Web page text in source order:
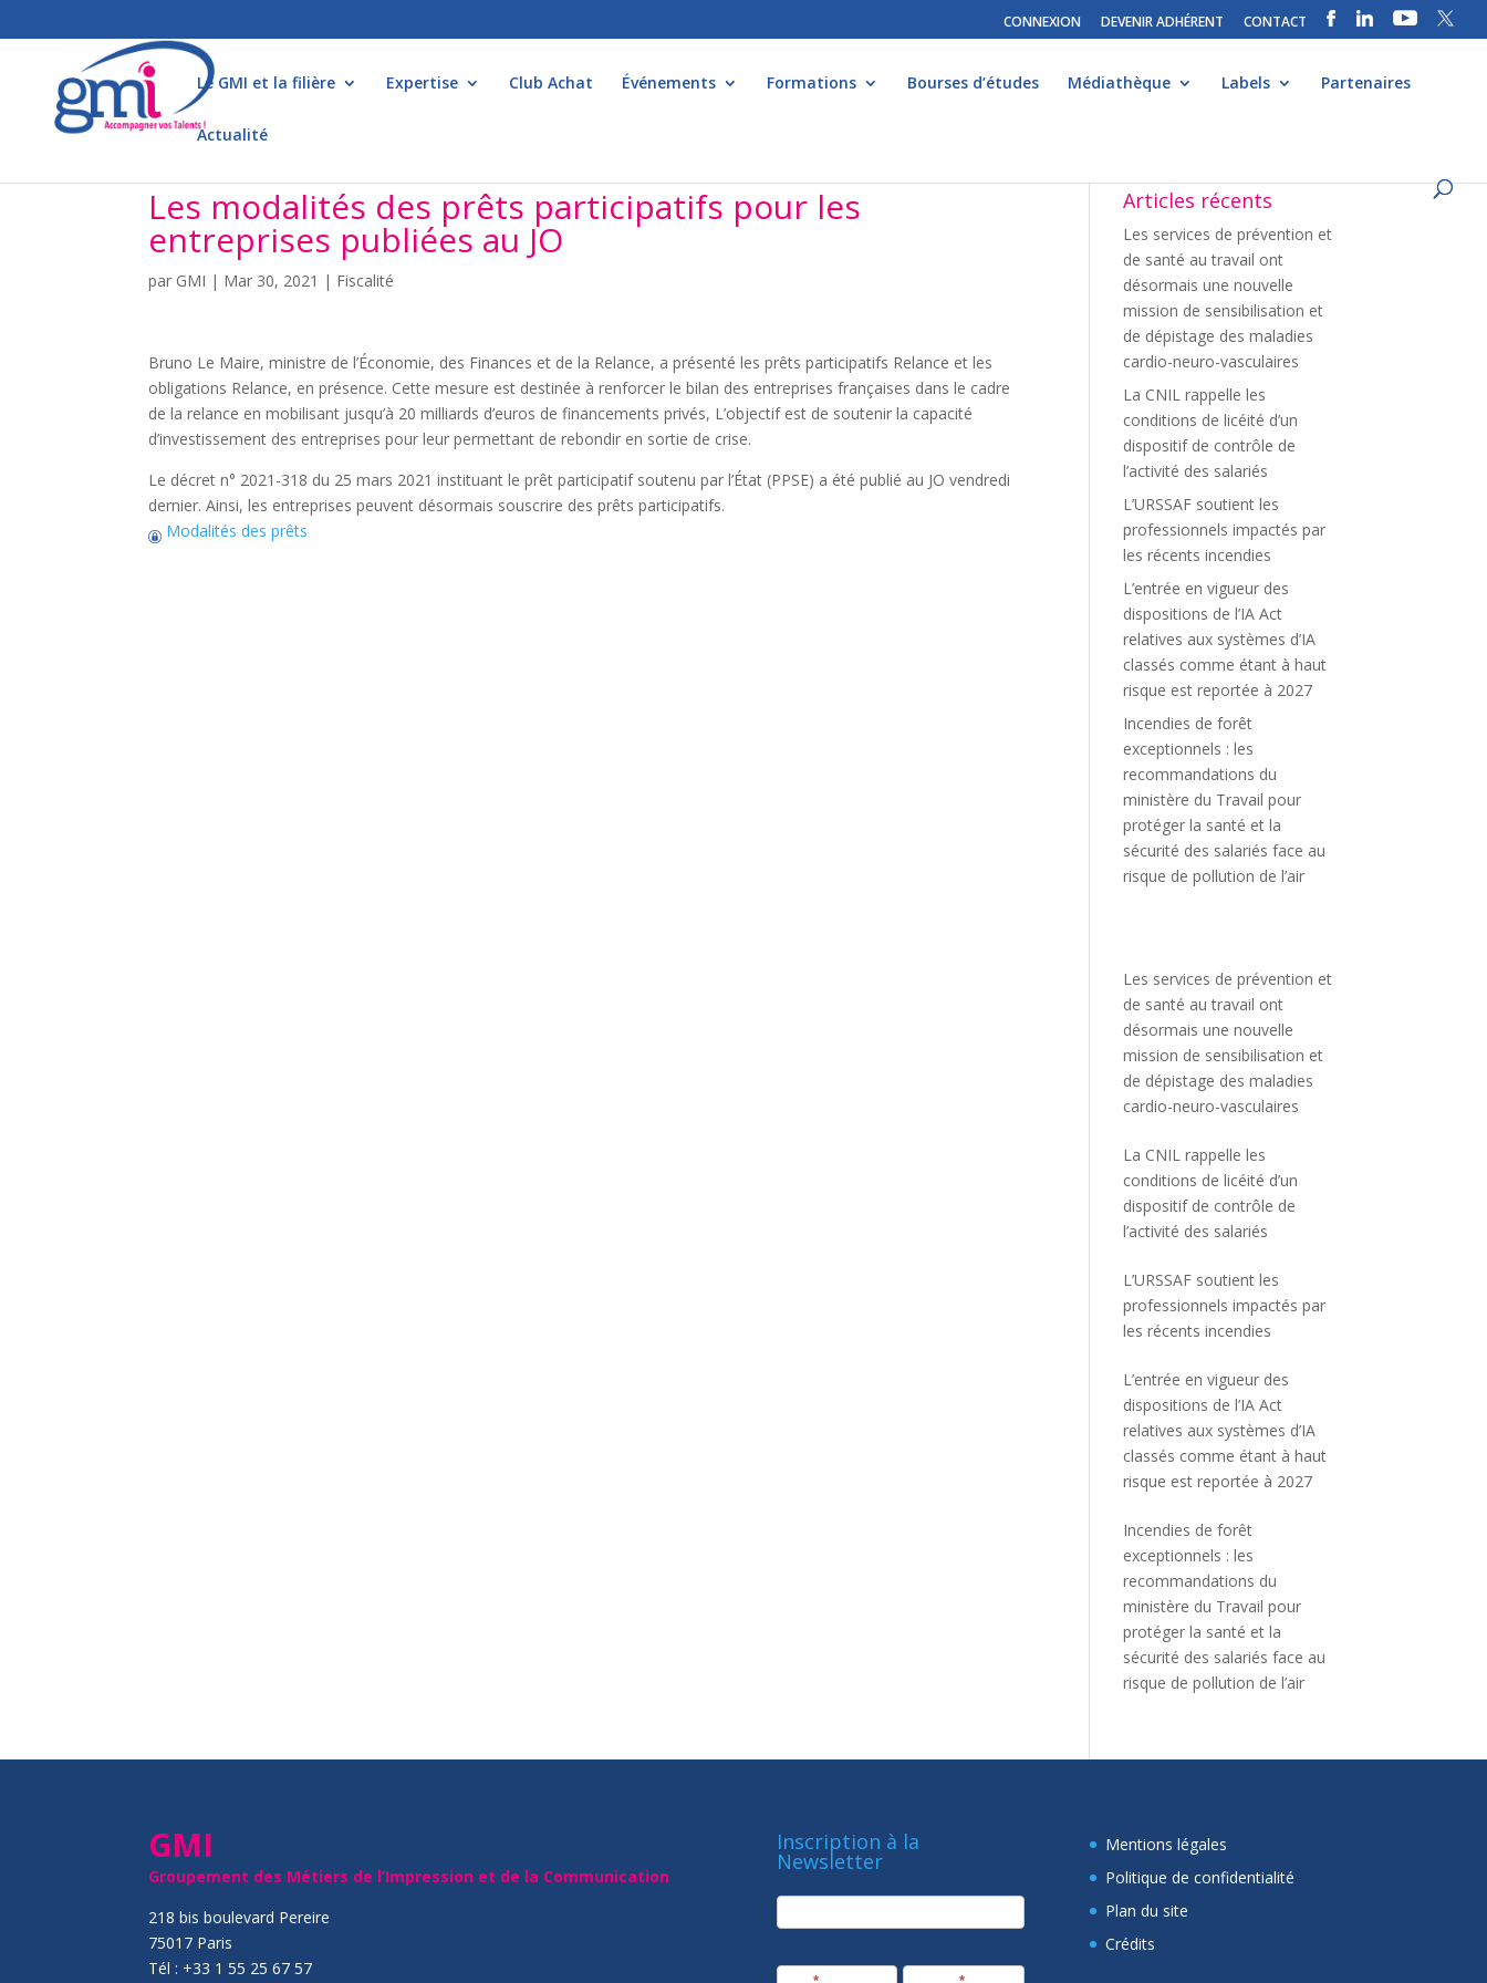
CONNEXION DEVENIR ADHÉRENT CONTACT
Le GMI et la filière Expertise Club Achat Événements Formations Bourses d’études Médiathèque Labels Partenaires
Actualité
Les modalités des prêts participatifs pour les
entreprises publiées au JO
par GMI | Mar 30, 2021 | Fiscalité
Bruno Le Maire, ministre de l’Économie, des Finances et de la Relance, a présenté les prêts participatifs Relance et les
obligations Relance, en présence. Cette mesure est destinée à renforcer le bilan des entreprises françaises dans le cadre
de la relance en mobilisant jusqu’à 20 milliards d’euros de financements privés, L’objectif est de soutenir la capacité
d’investissement des entreprises pour leur permettant de rebondir en sortie de crise.
Le décret n° 2021-318 du 25 mars 2021 instituant le prêt participatif soutenu par l’État (PPSE) a été publié au JO vendredi
dernier. Ainsi, les entreprises peuvent désormais souscrire des prêts participatifs.
Modalités des prêts
Articles récents
Les services de prévention et
de santé au travail ont
désormais une nouvelle
mission de sensibilisation et
de dépistage des maladies
cardio-neuro-vasculaires
La CNIL rappelle les
conditions de licéité d’un
dispositif de contrôle de
l’activité des salariés
L’URSSAF soutient les
professionnels impactés par
les récents incendies
L’entrée en vigueur des
dispositions de l’IA Act
relatives aux systèmes d’IA
classés comme étant à haut
risque est reportée à 2027
Incendies de forêt
exceptionnels : les
recommandations du
ministère du Travail pour
protéger la santé et la
sécurité des salariés face au
risque de pollution de l’air
Les services de prévention et
de santé au travail ont
désormais une nouvelle
mission de sensibilisation et
de dépistage des maladies
cardio-neuro-vasculaires
La CNIL rappelle les
conditions de licéité d’un
dispositif de contrôle de
l’activité des salariés
L’URSSAF soutient les
professionnels impactés par
les récents incendies
L’entrée en vigueur des
dispositions de l’IA Act
relatives aux systèmes d’IA
classés comme étant à haut
risque est reportée à 2027
Incendies de forêt
exceptionnels : les
recommandations du
ministère du Travail pour
protéger la santé et la
sécurité des salariés face au
risque de pollution de l’air
GMI
Groupement des Métiers de l’Impression et de la Communication
218 bis boulevard Pereire
75017 Paris
Tél : +33 1 55 25 67 57
Inscription à la
Newsletter
newsletter
Mentions légales
Politique de confidentialité
Plan du site
Crédits